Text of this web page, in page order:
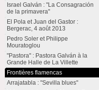
Israel Galván : "La Consagración
de la primavera"
El Pola et Juan del Gastor :
Bergerac, 4 août 2013
Pedro Soler et Philippe
Mouratoglou
"Pastora" : Pastora Galván à la
Grande Halle de La Villette
Frontières flamencas
Arrajatabla : "Sevilla blues"